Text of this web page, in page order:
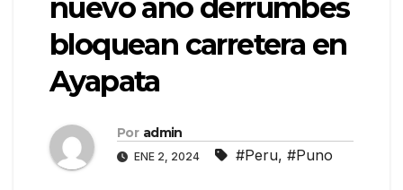
nuevo año derrumbes
bloquean carretera en
Ayapata
Por admin
ENE 2, 2024 #Peru, #Puno